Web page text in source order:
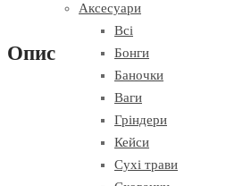
Аксесуари
Всі
Бонги
Баночки
Ваги
Гріндери
Кейси
Сухі трави
Опис